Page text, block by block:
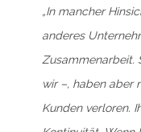
„In mancher
anderes
Zusammenarbeit.
wir –, haben aber
Kunden verloren.